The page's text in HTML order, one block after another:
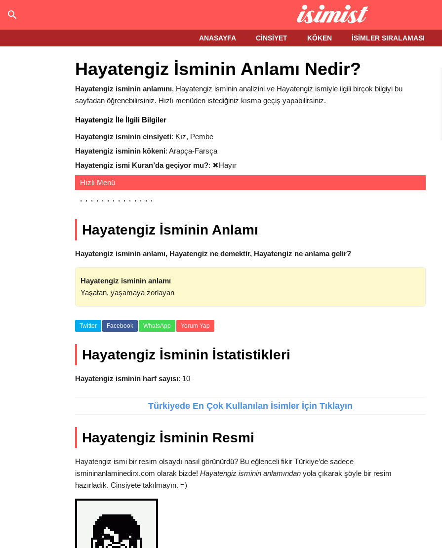
ANASAYFA CINSIYET KÖKEN İSIMLER SIRALAMASI
Hayatengiz İsminin Anlamı Nedir?
Hayatengiz isminin anlamını, Hayatengiz isminin analizini ve Hayatengiz ismiyle ilgili birçok bilgiyi bu
sayfadan öğrenebilirsiniz. Hızlı menüden istediğiniz kısma geçiş yapabilirsiniz.
Hayatengiz İle İlgili Bilgiler
Hayatengiz isminin cinsiyeti: Kız, Pembe
Hayatengiz isminin kökeni: Arapça-Farsça
Hayatengiz ismi Kuran’da geçiyor mu?: ✖Hayır
Hızlı Menü
Hayatengiz İsminin Anlamı
Hayatengiz isminin anlamı, Hayatengiz ne demektir, Hayatengiz ne anlama gelir?
Hayatengiz isminin anlamı
Yaşatan, yaşamaya zorlayan
Twitter Facebook WhatsApp Yorum Yap
Hayatengiz İsminin İstatistikleri
Hayatengiz isminin harf sayısı: 10
Türkiyede En Çok Kullanılan İsimler İçin Tıklayın
Hayatengiz İsminin Resmi
Hayatengiz ismi bir resim olsaydı nasıl görünürdü? Bu eğlenceli fikir Türkiye’de sadece
ismininanlaminedirx.com olarak bizde! Hayatengiz isminin anlamından yola çıkarak şöyle bir resim
hazırladık. Cinsiyete takılmayın. =)